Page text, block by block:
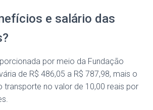
e salário das
por meio da Fundação
de R$ 486,05 a R$ 787,98, mais o
transporte no valor de 10,00 reais por